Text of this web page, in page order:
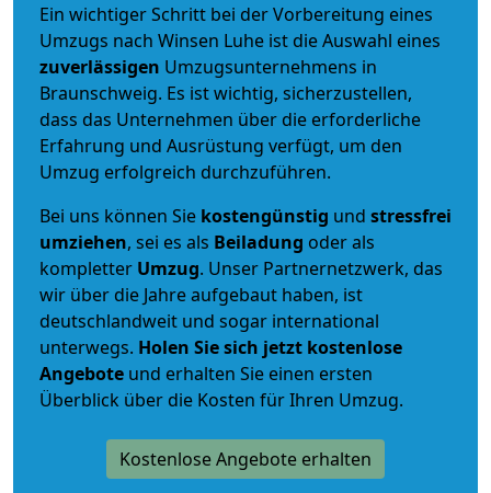
Ein wichtiger Schritt bei der Vorbereitung eines
Umzugs nach Winsen Luhe ist die Auswahl eines
zuverlässigen Umzugsunternehmens in
Braunschweig. Es ist wichtig, sicherzustellen,
dass das Unternehmen über die erforderliche
Erfahrung und Ausrüstung verfügt, um den
Umzug erfolgreich durchzuführen.
Bei uns können Sie kostengünstig und stressfrei
umziehen, sei es als Beiladung oder als
kompletter Umzug. Unser Partnernetzwerk, das
wir über die Jahre aufgebaut haben, ist
deutschlandweit und sogar international
unterwegs. Holen Sie sich jetzt kostenlose
Angebote und erhalten Sie einen ersten
Überblick über die Kosten für Ihren Umzug.
Kostenlose Angebote erhalten